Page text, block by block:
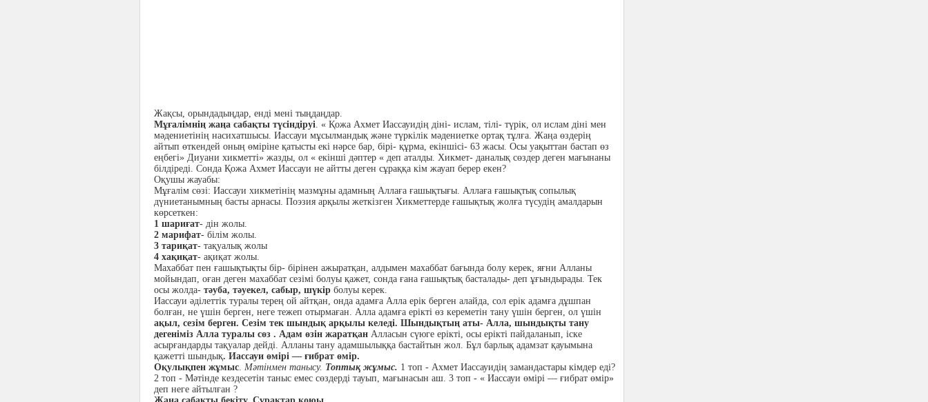
Жақсы, орындадыңдар, енді мені тыңдаңдар.
Мұғалімнің жаңа сабақты түсіндіруі. « Қожа Ахмет Иассауидің діні- ислам, тілі- түрік, ол ислам діні мен
мәдениетінің насихатшысы. Иассауи мұсылмандық және түркілік мәдениетке ортақ тұлға. Жаңа өздерің
айтып өткендей оның өміріне қатысты екі нәрсе бар, бірі- құрма, екіншісі- 63 жасы. Осы уақыттан бастап өз
еңбегі» Диуани хикметті» жазды, ол « екінші дәптер « деп аталды. Хикмет- даналық сөздер деген мағынаны
білдіреді. Сонда Қожа Ахмет Иассауи не айтты деген сұраққа кім жауап берер екен?
Оқушы жауабы:
Мұғалім сөзі: Иассауи хикметінің мазмұны адамның Аллаға ғашықтығы. Аллаға ғашықтық сопылық
дүниетанымның басты арнасы. Поэзия арқылы жеткізген Хикметтерде ғашықтық жолға түсудің амалдарын
көрсеткен:
1 шариғат- дін жолы.
2 марифат- білім жолы.
3 тариқат- тақуалық жолы
4 хақиқат- ақиқат жолы.
Махаббат пен ғашықтықты бір- бірінен ажыратқан, алдымен махаббат бағында болу керек, яғни Алланы
мойындап, оған деген махаббат сезімі болуы қажет, сонда ғана ғашықтық басталады- деп ұғындырады. Тек
осы жолда- тәуба, тәуекел, сабыр, шүкір болуы керек.
Иассауи әділеттік туралы терең ой айтқан, онда адамға Алла ерік берген алайда, сол ерік адамға дұшпан
болған, не үшін берген, неге тежеп отырмаған. Алла адамға ерікті өз кереметін тану үшін берген, ол үшін
ақыл, сезім берген. Сезім тек шындық арқылы келеді. Шындықтың аты- Алла, шындықты тану
дегеніміз Алла туралы сөз . Адам өзін жаратқан Алласын сүюге ерікті, осы ерікті пайдаланып, іске
асырғандарды тақуалар дейді. Алланы тану адамшылыққа бастайтын жол. Бұл барлық адамзат қауымына
қажетті шындық. Иассауи өмірі — ғибрат өмір.
Оқулықпен жұмыс. Мәтінмен танысу. Топтық жұмыс. 1 топ - Ахмет Иассауидің замандастары кімдер еді?
2 топ - Мәтінде кездесетін таныс емес сөздерді тауып, мағынасын аш. 3 топ - « Иассауи өмірі — ғибрат өмір»
деп неге айтылған ?